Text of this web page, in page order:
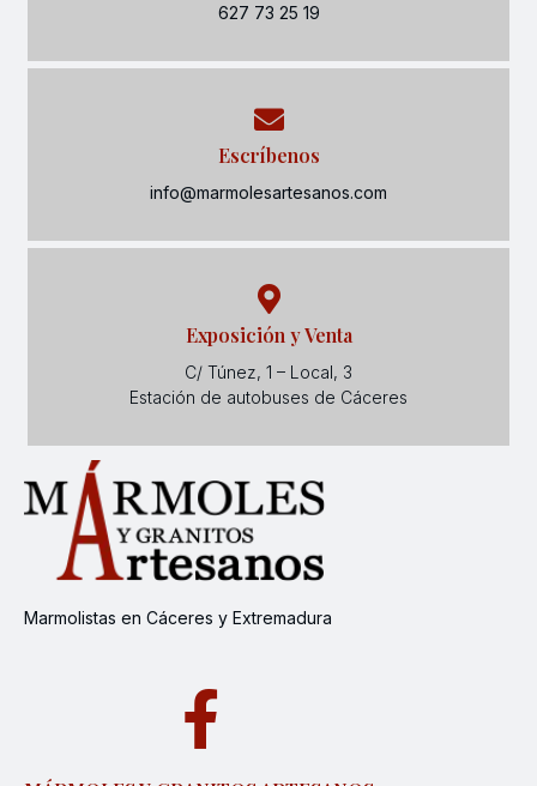
627 73 25 19
Escríbenos
info@marmolesartesanos.com
Exposición y Venta
C/ Túnez, 1 – Local, 3
Estación de autobuses de Cáceres
Marmolistas en Cáceres y Extremadura